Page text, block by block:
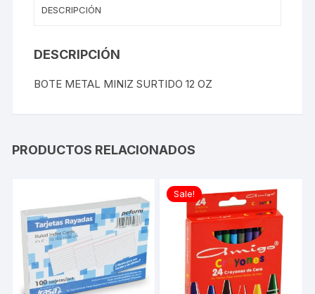
DESCRIPCIÓN
DESCRIPCIÓN
BOTE METAL MINIZ SURTIDO 12 OZ
PRODUCTOS RELACIONADOS
Sale!